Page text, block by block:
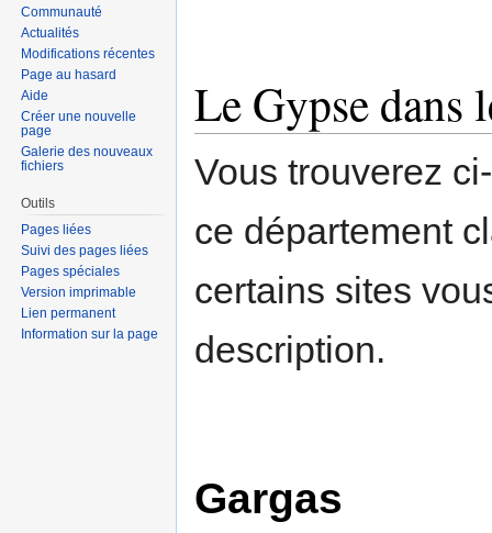
Le Gypse dans
Vous trouverez
ce département
certains sites
description.
Gargas
Communauté
Actualités
Modifications récentes
Page au hasard
Aide
Créer une nouvelle
page
Galerie des nouveaux
fichiers
Outils
Pages liées
Suivi des pages liées
Pages spéciales
Version imprimable
Lien permanent
Information sur la page